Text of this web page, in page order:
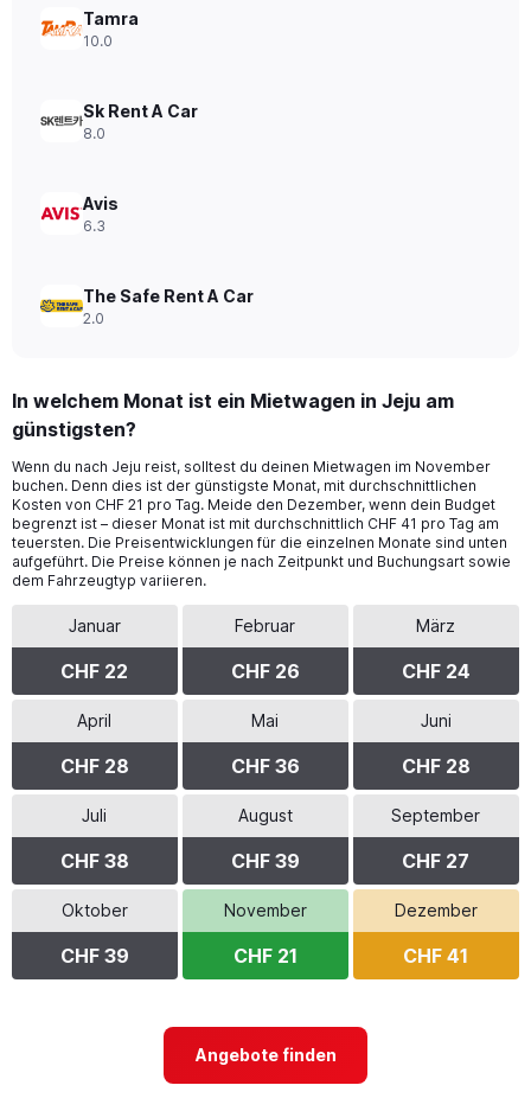
axis
displaying
to
Tamra
10.0
Sk Rent A Car
8.0
Avis
6.3
The Safe Rent A Car
2.0
In welchem Monat ist ein Mietwagen in Jeju am
günstigsten?
Wenn du nach Jeju reist, solltest du deinen Mietwagen im November
buchen. Denn dies ist der günstigste Monat, mit durchschnittlichen
Kosten von CHF 21 pro Tag. Meide den Dezember, wenn dein Budget
begrenzt ist – dieser Monat ist mit durchschnittlich CHF 41 pro Tag am
teuersten. Die Preisentwicklungen für die einzelnen Monate sind unten
aufgeführt. Die Preise können je nach Zeitpunkt und Buchungsart sowie
dem Fahrzeugtyp variieren.
Januar
CHF 22
Februar
CHF 26
März
CHF 24
April
CHF 28
Mai
CHF 36
Juni
CHF 28
Juli
CHF 38
August
CHF 39
September
CHF 27
Oktober
CHF 39
November
CHF 21
Dezember
CHF 41
Angebote finden